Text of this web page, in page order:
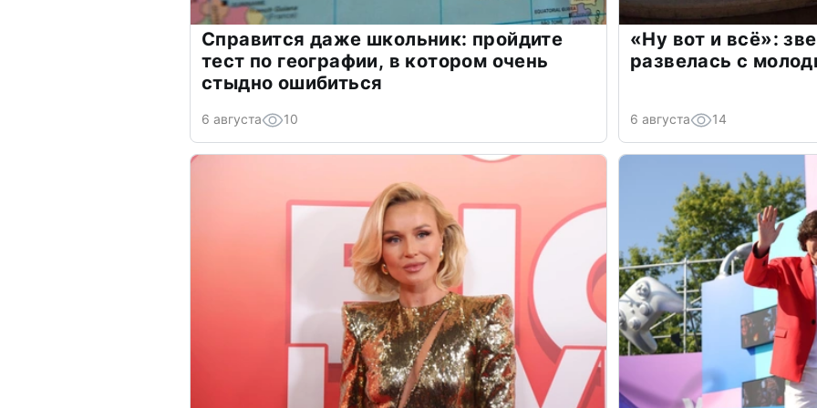
Справится даже школьник: пройдите
тест по географии, в котором очень
стыдно ошибиться
6 августа 10
«Ну вот и всё»:
развелась с
6 августа 14